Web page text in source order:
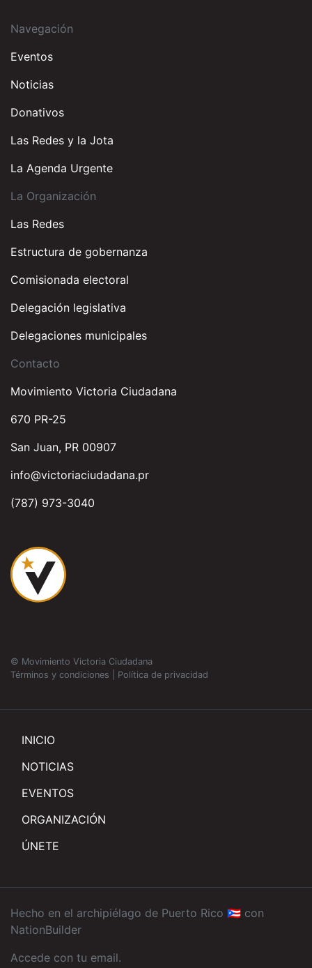
Navegación
Eventos
Noticias
Donativos
Las Redes y la Jota
La Agenda Urgente
La Organización
Las Redes
Estructura de gobernanza
Comisionada electoral
Delegación legislativa
Delegaciones municipales
Contacto
Movimiento Victoria Ciudadana
670 PR-25
San Juan, PR 00907
info@victoriaciudadana.pr
(787) 973-3040
© Movimiento Victoria Ciudadana
Términos y condiciones
Política de privacidad
INICIO
NOTICIAS
EVENTOS
ORGANIZACIÓN
ÚNETE
Hecho en el archipiélago de Puerto Rico 🇵🇷 con
NationBuilder
Accede con tu email.